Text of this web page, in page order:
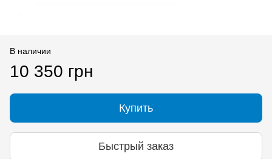
В наличии
10 350 грн
Купить
Быстрый заказ